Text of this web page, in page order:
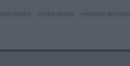
sinistra centro-destra ministero